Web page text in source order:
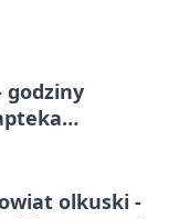
godziny
olkuski -